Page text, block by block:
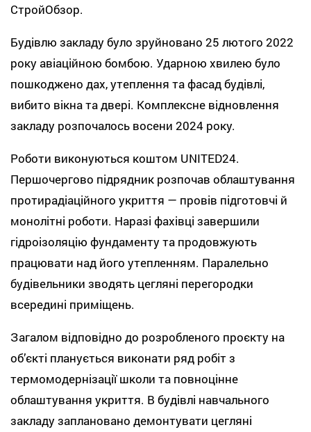
СтройОбзор.
Будівлю закладу було зруйновано 25 лютого 2022
року авіаційною бомбою. Ударною хвилею було
пошкоджено дах, утеплення та фасад будівлі,
вибито вікна та двері. Комплексне відновлення
закладу розпочалось восени 2024 року.
Роботи виконуються коштом UNITED24.
Першочергово підрядник розпочав облаштування
протирадіаційного укриття — провів підготовчі й
монолітні роботи. Наразі фахівці завершили
гідроізоляцію фундаменту та продовжують
працювати над його утепленням. Паралельно
будівельники зводять цегляні перегородки
всередині приміщень.
Загалом відповідно до розробленого проєкту на
об’єкті планується виконати ряд робіт з
термомодернізації школи та повноцінне
облаштування укриття. В будівлі навчального
закладу заплановано демонтувати цегляні